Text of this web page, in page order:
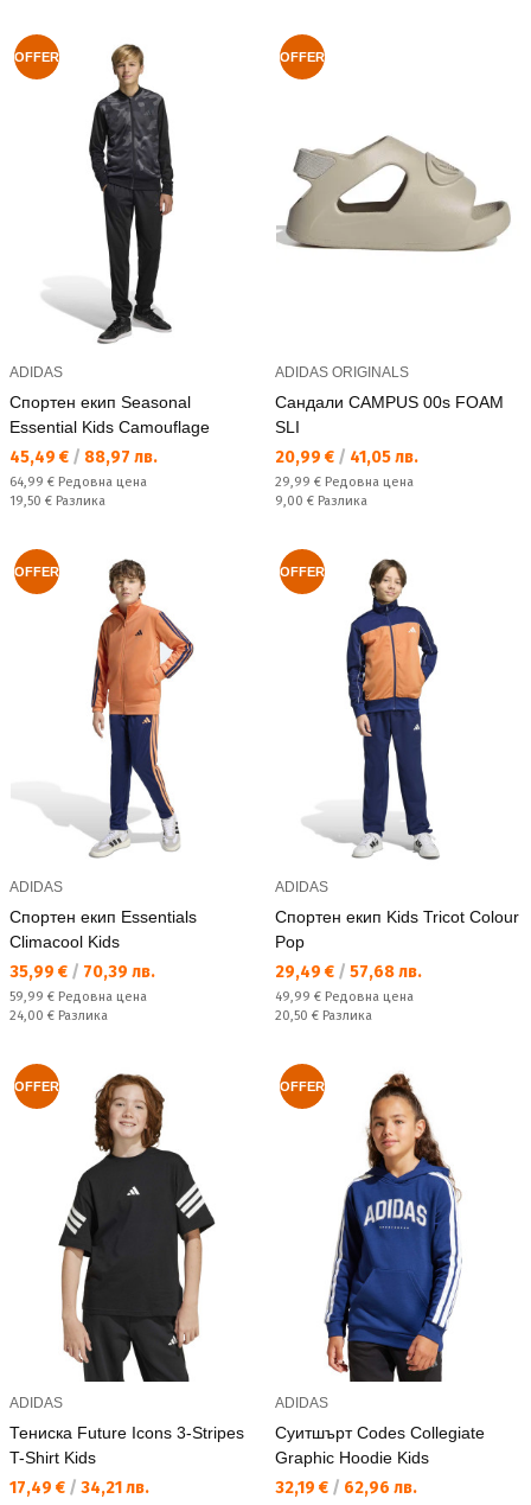
OFFER
ADIDAS
Спортен екип Seasonal
Essential Kids Camouflage
Текуща цена:
45,49 € / 88,97 лв.
Редовна цена:
64,99 € Редовна цена
Спестявате:
19,50 € Разлика
OFFER
ADIDAS ORIGINALS
Сандали CAMPUS 00s FOAM
SLI
Текуща цена:
20,99 € / 41,05 лв.
Редовна цена:
29,99 € Редовна цена
Спестявате:
9,00 € Разлика
OFFER
ADIDAS
Спортен екип Essentials
Climacool Kids
Текуща цена:
35,99 € / 70,39 лв.
Редовна цена:
59,99 € Редовна цена
Спестявате:
24,00 € Разлика
OFFER
ADIDAS
Спортен екип Kids Tricot Colour
Pop
Текуща цена:
29,49 € / 57,68 лв.
Редовна цена:
49,99 € Редовна цена
Спестявате:
20,50 € Разлика
OFFER
ADIDAS
Тениска Future Icons 3-Stripes
T-Shirt Kids
Текуща цена:
17,49 € / 34,21 лв.
OFFER
ADIDAS
Суитшърт Codes Collegiate
Graphic Hoodie Kids
Текуща цена:
32,19 € / 62,96 лв.